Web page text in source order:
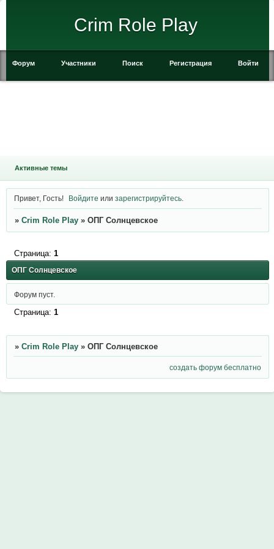
Crim Role Play
Форум Участники Поиск Регистрация Войти
Активные темы
Привет, Гость! Войдите илизарегистрируйтесь
» Crim Role Play » ОПГ Солнцевское
ОПГ Солнцевское
Страница: 1
Форум пуст.
Страница: 1
» Crim Role Play » ОПГ Солнцевское
создать форум бесплатно